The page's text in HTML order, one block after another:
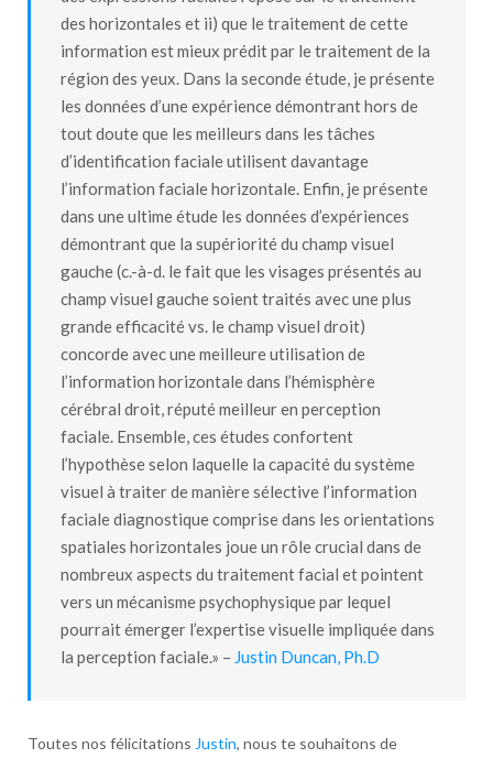
des horizontales et ii) que le traitement de cette
information est mieux prédit par le traitement de la
région des yeux. Dans la seconde étude, je présente
les données d’une expérience démontrant hors de
tout doute que les meilleurs dans les tâches
d’identification faciale utilisent davantage
l’information faciale horizontale. Enfin, je présente
dans une ultime étude les données d’expériences
démontrant que la supériorité du champ visuel
gauche (c.-à-d. le fait que les visages présentés au
champ visuel gauche soient traités avec une plus
grande efficacité vs. le champ visuel droit)
concorde avec une meilleure utilisation de
l’information horizontale dans l’hémisphère
cérébral droit, réputé meilleur en perception
faciale. Ensemble, ces études confortent
l’hypothèse selon laquelle la capacité du système
visuel à traiter de manière sélective l’information
faciale diagnostique comprise dans les orientations
spatiales horizontales joue un rôle crucial dans de
nombreux aspects du traitement facial et pointent
vers un mécanisme psychophysique par lequel
pourrait émerger l’expertise visuelle impliquée dans
la perception faciale.» – Justin Duncan, Ph.D
Toutes nos félicitations Justin, nous te souhaitons de